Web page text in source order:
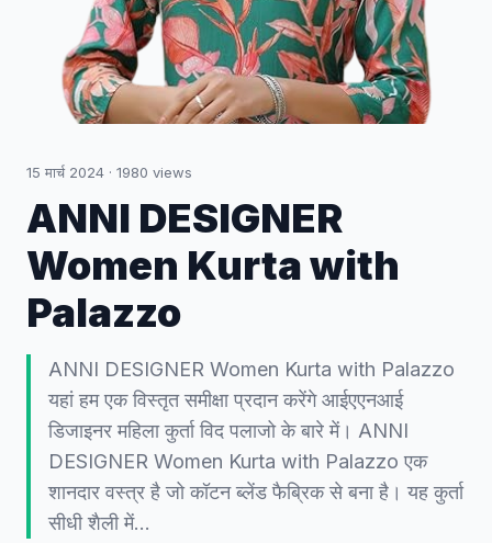
15 मार्च 2024 · 1980 views
ANNI DESIGNER
Women Kurta with
Palazzo
ANNI DESIGNER Women Kurta with Palazzo
यहां हम एक विस्तृत समीक्षा प्रदान करेंगे आईएएनआई
डिजाइनर महिला कुर्ता विद पलाजो के बारे में। ANNI
DESIGNER Women Kurta with Palazzo एक
शानदार वस्त्र है जो कॉटन ब्लेंड फैब्रिक से बना है। यह कुर्ता
सीधी शैली में…